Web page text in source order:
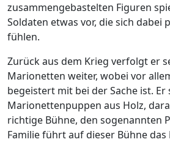
zusammengebastelten Figuren
Soldaten etwas vor, die sich dabei
fühlen.
Zurück aus dem Krieg verfolgt er
Marionetten weiter, wobei vor
begeistert mit bei der Sache ist.
Marionettenpuppen aus Holz,
richtige Bühne, den sogenannten
Familie führt auf dieser Bühne das